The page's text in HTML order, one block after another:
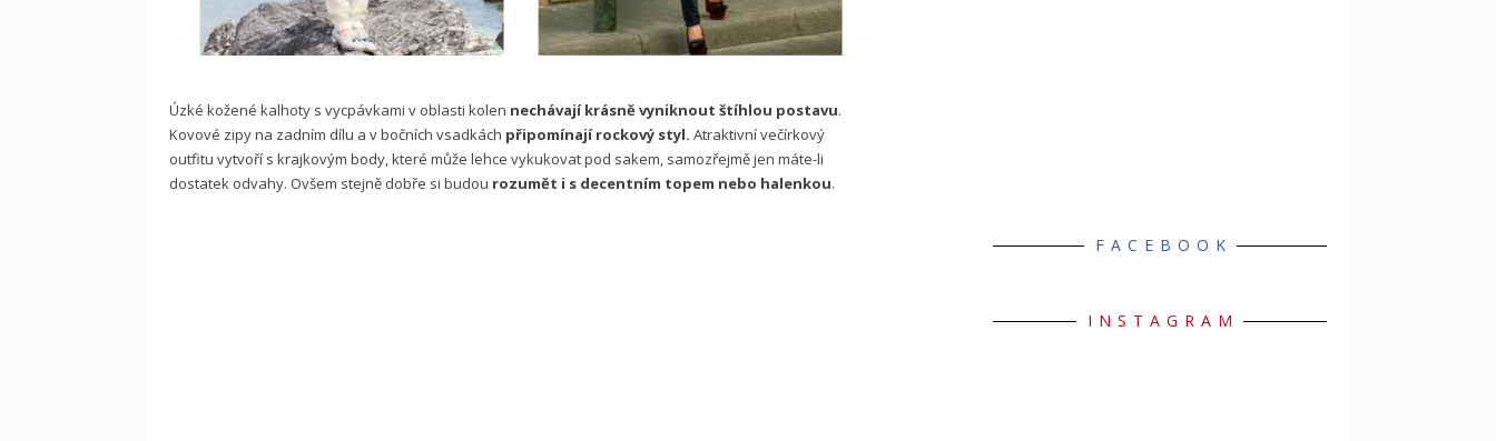
Úzké kožené kalhoty s vycpávkami v oblasti kolen nechávají krásně vyniknout štíhlou postavu.
Kovové zipy na zadním dílu a v bočních vsadkách připomínají rockový styl. Atraktivní večírkový
outfitu vytvoří s krajkovým body, které může lehce vykukovat pod sakem, samozřejmě jen máte-li
dostatek odvahy. Ovšem stejně dobře si budou rozumět i s decentním topem nebo halenkou.
FACEBOOK
INSTAGRAM